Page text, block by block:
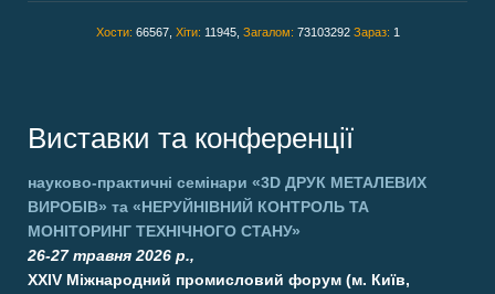
Хости: 66567, Хіти: 11945, Загалом: 73103292 Зараз: 1
Виставки та конференції
науково-практичні семінари «3D ДРУК МЕТАЛЕВИХ
ВИРОБІВ» та «НЕРУЙНІВНИЙ КОНТРОЛЬ ТА
МОНІТОРИНГ ТЕХНІЧНОГО СТАНУ»
26-27 травня 2026 р.,
XXIV Міжнародний промисловий форум (м. Київ,